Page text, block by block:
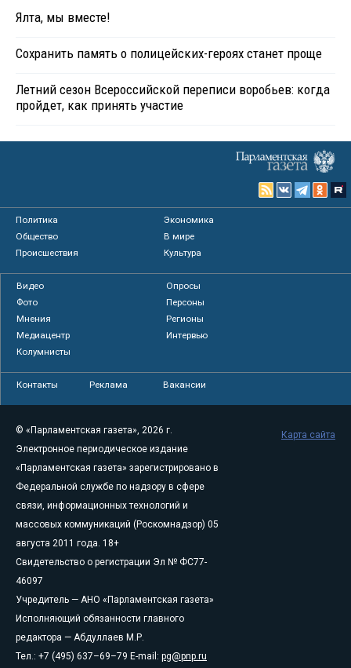
Ялта, мы вместе!
Сохранить память о полицейских-героях станет проще
Летний сезон Всероссийской переписи воробьев: когда
пройдет, как принять участие
Политика
Экономика
Общество
В мире
Происшествия
Культура
Видео
Опросы
Фото
Персоны
Мнения
Регионы
Медиацентр
Интервью
Колумнисты
Контакты Реклама Вакансии
© «Парламентская газета», 2026 г.
Электронное периодическое издание
«Парламентская газета» зарегистрировано в
Федеральной службе по надзору в сфере
связи, информационных технологий и
массовых коммуникаций (Роскомнадзор) 05
августа 2011 года. 18+
Свидетельство о регистрации Эл № ФС77-
46097
Учредитель — АНО «Парламентская газета»
Исполняющий обязанности главного
редактора — Абдуллаев М.Р.
Тел.: +7 (495) 637–69–79 E-mail: pg@pnp.ru
Карта сайта